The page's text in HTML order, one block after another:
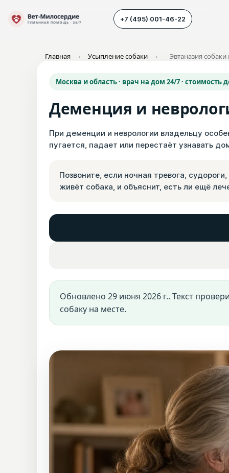
Усыпление собак
Усыпление кошек
Кремация животных
Вскрытие животных
+7 (495) 001-46-22
Главная › Усыпление собаки › Эвтаназия
Москва и область · врач на дом 24/7 · стоимость
Деменция и
При деменции и неврологии владельцу
пугается, падает или перестаёт узнавать
Позвоните, если ночная тревога,
живёт собака, и объяснит, есть ли ещё
Обновлено 29 июня 2026 г.. Текст
собаку на месте.